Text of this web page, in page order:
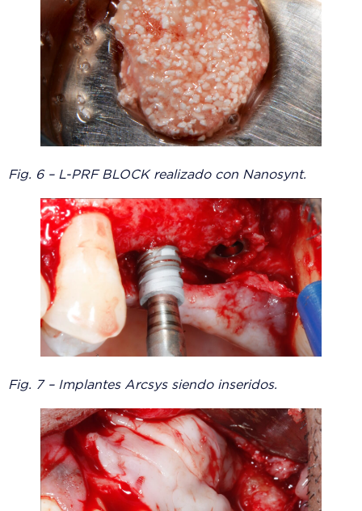
Fig. 6 – L-PRF BLOCK realizado con Nanosynt.
Fig. 7 – Implantes Arcsys siendo inseridos.